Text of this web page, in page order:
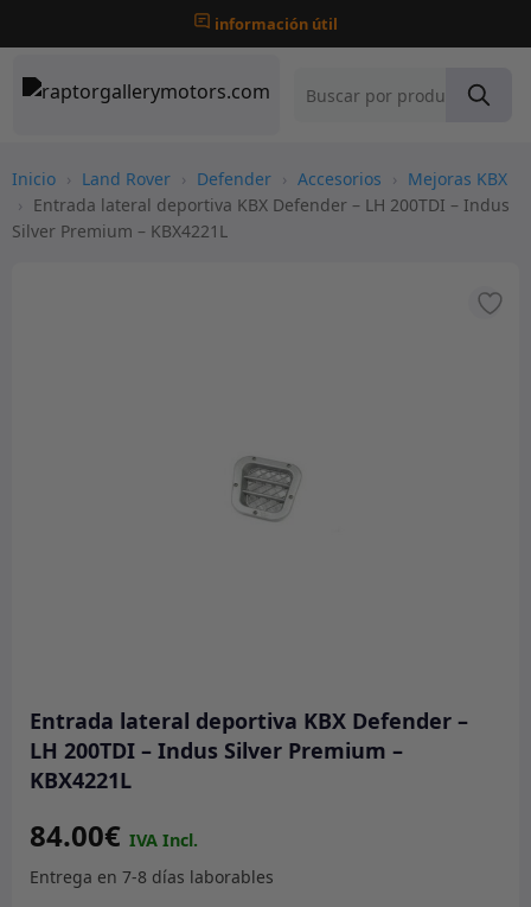
información útil
Inicio › Land Rover › Defender › Accesorios › Mejoras KBX
› Entrada lateral deportiva KBX Defender – LH 200TDI – Indus
Silver Premium – KBX4221L
Entrada lateral deportiva KBX Defender –
LH 200TDI – Indus Silver Premium –
KBX4221L
84.00€